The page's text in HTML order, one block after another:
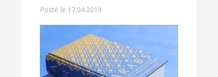
Posté le 17.04.2019